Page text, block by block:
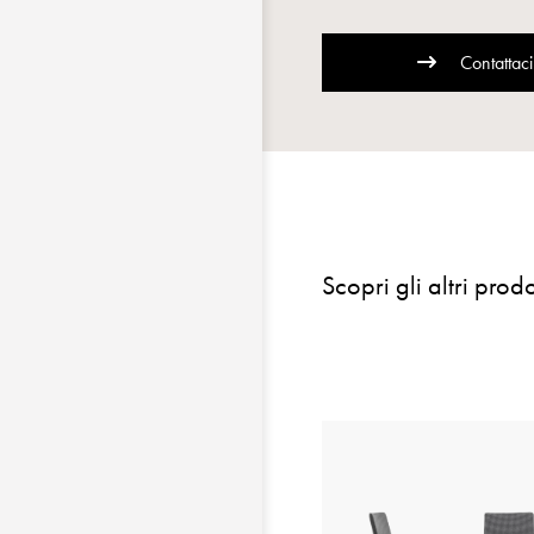
Contattaci
Scopri gli altri